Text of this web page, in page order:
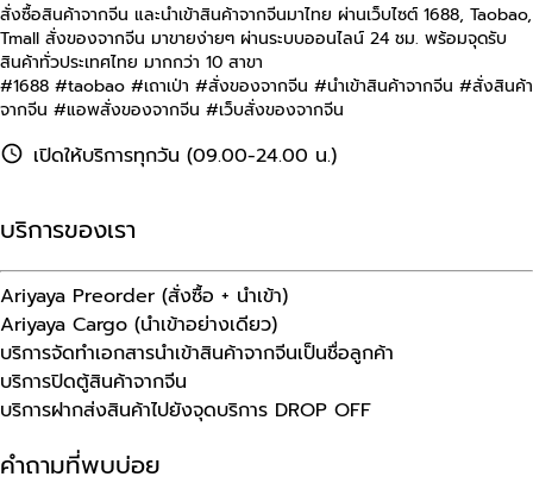
สั่งซื้อสินค้าจากจีน และนำเข้าสินค้าจากจีนมาไทย ผ่านเว็บไซต์ 1688, Taobao,
Tmall สั่งของจากจีน มาขายง่ายๆ ผ่านระบบออนไลน์ 24 ชม. พร้อมจุดรับ
สินค้าทั่วประเทศไทย มากกว่า 10 สาขา
#1688 #taobao #เถาเป่า #สั่งของจากจีน #นําเข้าสินค้าจากจีน #สั่งสินค้า
จากจีน #แอพสั่งของจากจีน #เว็บสั่งของจากจีน
เปิดให้บริการทุกวัน (09.00-24.00 น.)
บริการของเรา
Ariyaya Preorder (สั่งซื้อ + นำเข้า)
Ariyaya Cargo (นำเข้าอย่างเดียว)
บริการจัดทำเอกสารนำเข้าสินค้าจากจีนเป็นชื่อลูกค้า
บริการปิดตู้สินค้าจากจีน
บริการฝากส่งสินค้าไปยังจุดบริการ DROP OFF
คำถามที่พบบ่อย